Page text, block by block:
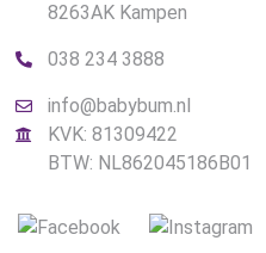
8263AK Kampen
038 234 3888
info@babybum.nl
KVK: 81309422
BTW: NL862045186B01